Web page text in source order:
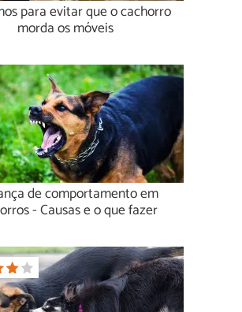
para evitar que o cachorro
morda os móveis
de comportamento em
- Causas e o que fazer